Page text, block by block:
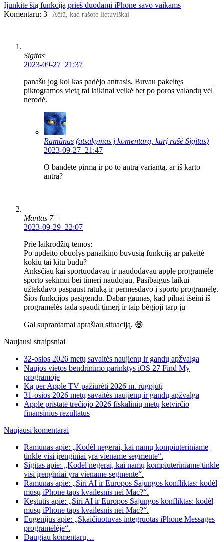
Įjunkite šią funkciją prieš duodami iPhone savo vaikams
Komentarų: 3 | Ačiū, kad rašote lietuviškai
Sigitas
2023-09-27 21:37
panašu jog kol kas padėjo antrasis. Buvau pakeitęs
piktogramos vietą tai laikinai veikė bet po poros valandų vėl
nerodė.
Ramūnas (atsakymas į komentarą, kurį rašė Sigitas)
2023-09-27 21:47
O bandėte pirmą ir po to antrą variantą, ar iš karto
antrą?
Mantas 7+
2023-09-29 22:07
Prie laikrodžių temos:
Po updeito obuolys panaikino buvusią funkciją ar pakeitė
kokiu tai kitu būdu?
Anksčiau kai sportuodavau ir naudodavau apple programėle
sporto sekimui bei timerį naudojau. Pasibaigus laikui
užtekdavo paspaust ratuką ir permesdavo į sporto programėlę.
Šios funkcijos pasigendu. Dabar gaunas, kad pilnai išeini iš
programėlės tada spaudi timerį ir taip bėgioji tarp jų
Gal suprantamai aprašiau situaciją. 😄
Naujausi straipsniai
32-osios 2026 metų savaitės naujienų ir gandų apžvalga
Naujos vietos bendrinimo parinktys iOS 27 Find My
programoje
Ką per Apple TV pažiūrėti 2026 m. rugpjūtį
31-osios 2026 metų savaitės naujienų ir gandų apžvalga
Apple pristatė trečiojo 2026 fiskalinių metų ketvirčio
finansinius rezultatus
Naujausi komentarai
Ramūnas apie: „Kodėl negerai, kai namų kompiuteriniame
tinkle visi įrenginiai yra viename segmente“.
Sigitas apie: „Kodėl negerai, kai namų kompiuteriniame tinkle
visi įrenginiai yra viename segmente“.
Ramūnas apie: „Siri AI ir Europos Sąjungos konfliktas: kodėl
mūsų iPhone taps kvailesnis nei Mac?“.
Kęstutis apie: „Siri AI ir Europos Sąjungos konfliktas: kodėl
mūsų iPhone taps kvailesnis nei Mac?“.
Eugenijus apie: „Skaičiuotuvas integruotas iPhone Messages
programėlėje“.
Daugiau komentarų…